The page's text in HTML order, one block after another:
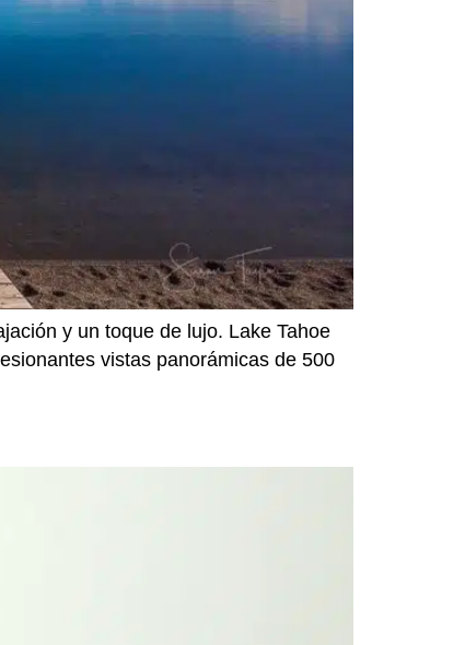
y un toque de lujo. Lake Tahoe
vistas panorámicas de 500